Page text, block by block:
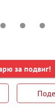
за подвиг!